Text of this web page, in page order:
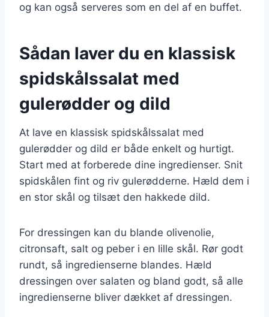
og kan også serveres som en del af en buffet.
Sådan laver du en klassisk
spidskålssalat med
gulerødder og dild
At lave en klassisk spidskålssalat med
gulerødder og dild er både enkelt og hurtigt.
Start med at forberede dine ingredienser. Snit
spidskålen fint og riv gulerødderne. Hæld dem i
en stor skål og tilsæt den hakkede dild.
For dressingen kan du blande olivenolie,
citronsaft, salt og peber i en lille skål. Rør godt
rundt, så ingredienserne blandes. Hæld
dressingen over salaten og bland godt, så alle
ingredienserne bliver dækket af dressingen.